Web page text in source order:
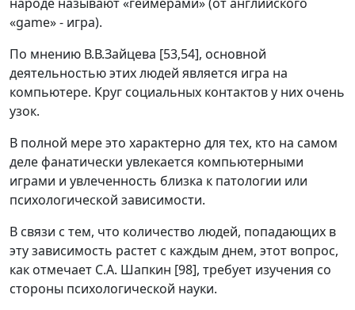
«game» - игра).
По мнению В.В.Зайцева [53,54], основной
деятельностью этих людей является игра на
компьютере. Круг социальных контактов у них очень
узок.
В полной мере это характерно для тех, кто на самом
деле фанатически увлекается компьютерными
играми и увлеченность близка к патологии или
психологической зависимости.
В связи с тем, что количество людей, попадающих в
эту зависимость растет с каждым днем, этот вопрос,
как отмечает С.А. Шапкин [98], требует изучения со
стороны психологической науки.